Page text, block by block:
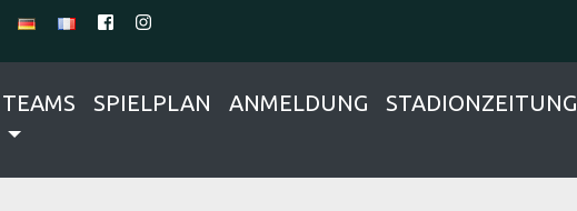
TEAMS SPIELPLAN ANMELDUNG STADIONZEITUNG